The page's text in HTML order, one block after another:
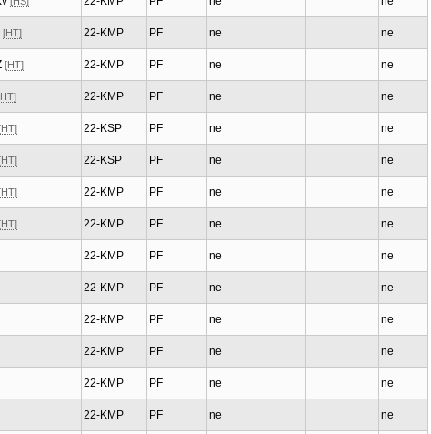
[HT] 22-KMP PF ne ne
[HT] 22-KMP PF ne ne
22-KMP PF ne ne
22-KSP PF ne ne
22-KSP PF ne ne
22-KMP PF ne ne
22-KMP PF ne ne
22-KMP PF ne ne
22-KMP PF ne ne
22-KMP PF ne ne
22-KMP PF ne ne
22-KMP PF ne ne
22-KMP PF ne ne